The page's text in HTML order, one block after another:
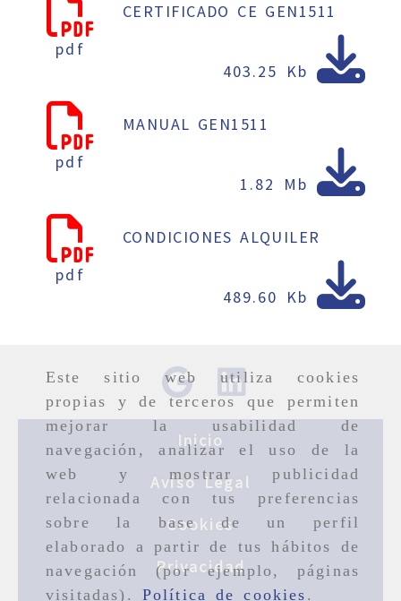
Este sitio web utiliza cookies
propias y de terceros que permiten
mejorar la usabilidad de
navegación, analizar el uso de la
web y mostrar publicidad
relacionada con tus preferencias
sobre la base de un perfil
elaborado a partir de tus hábitos de
navegación (por ejemplo, páginas
visitadas). Política de cookies .
pdf
CERTIFICADO CE GEN1511
403.25 Kb
pdf
MANUAL GEN1511
1.82 Mb
pdf
CONDICIONES ALQUILER
489.60 Kb
Inicio
Aviso Legal
Cookies
Privacidad